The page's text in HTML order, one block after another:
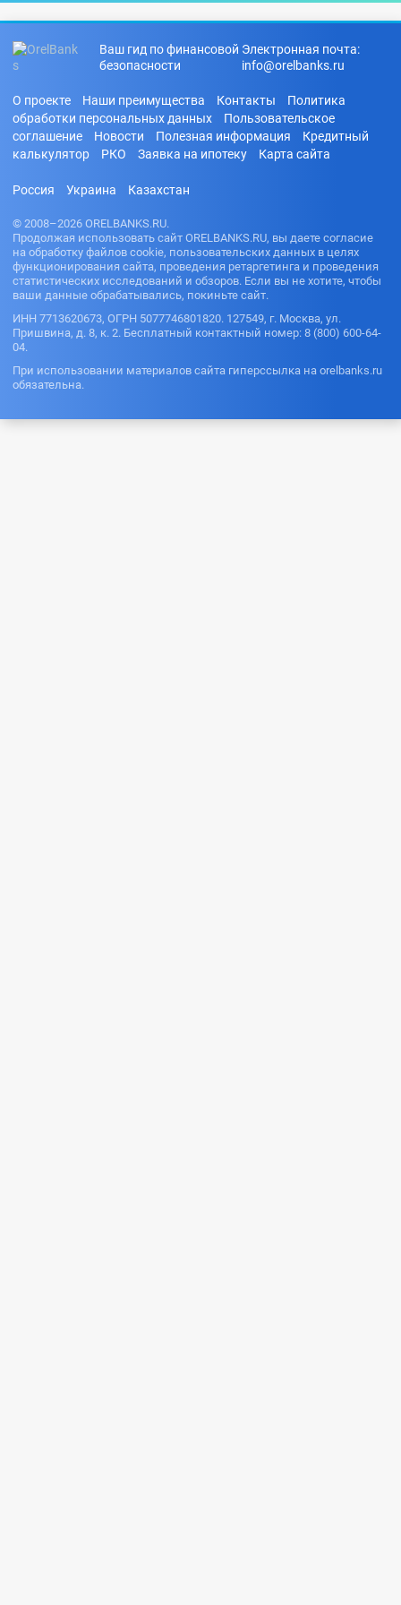
Ваш гид по финансовой
безопасности
Электронная почта:
info@orelbanks.ru
О проекте Наши преимущества Контакты
Политика
обработки персональных данных
Пользовательское
соглашение
Новости Полезная информация
Кредитный
калькулятор
РКО Заявка на ипотеку Карта сайта
Россия Украина Казахстан
© 2008–2026 ORELBANKS.RU.
Продолжая использовать сайт ORELBANKS.RU, вы даете согласие
на обработку файлов cookie, пользовательских данных в целях
функционирования сайта, проведения ретаргетинга и проведения
статистических исследований и обзоров. Если вы не хотите, чтобы
ваши данные обрабатывались, покиньте сайт.
ИНН 7713620673, ОГРН 5077746801820. 127549, г. Москва, ул.
Пришвина, д. 8, к. 2. Бесплатный контактный номер: 8 (800) 600-64-
04.
При использовании материалов сайта гиперссылка на orelbanks.ru
обязательна.